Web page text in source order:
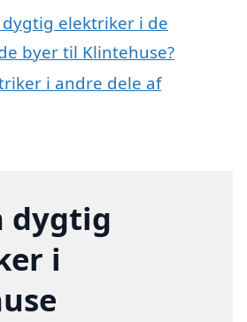
dygtig elektriker i de
byer til Klintehuse?
i andre dele af
dygtig
i